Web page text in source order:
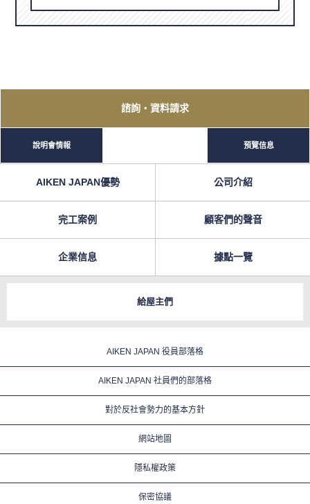
諮詢 ・資料請求
說明會情報 預覽信息
AIKEN JAPAN優勢 公司介紹
完工案例 顧客們的聲音
企業信息 據點一覽
給屋主們
AIKEN JAPAN 役員部落格
AIKEN JAPAN 社員們的部落格
對於反社會勢力的基本方針
網站地圖
隱私權政策
保密協議